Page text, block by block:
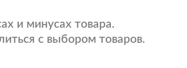
и минусах товара.
с выбором товаров.